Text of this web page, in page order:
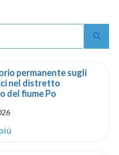
permanente sugli
nel distretto
del fiume Po